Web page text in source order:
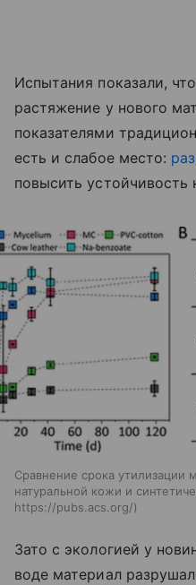
Испытания показали,
растяжение у нового
показателями
есть и слабое место:
повысить устойчивость
Сравнение срока утилизации
натуральной кожи и
https://pubs.acs.org/
Зато с экологией у
воде материал